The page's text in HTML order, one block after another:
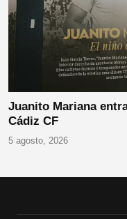
Juanito Mariana
Cádiz CF
5 agosto, 2026